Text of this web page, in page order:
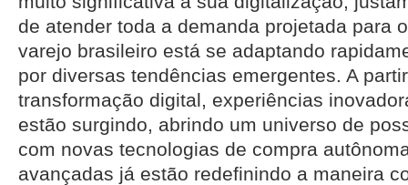
de atender toda a demanda projetada para
varejo brasileiro está se adaptando
por diversas tendências emergentes. A
transformação digital, experiências
estão surgindo, abrindo um universo de
com novas tecnologias de compra
avançadas já estão redefinindo a maneira